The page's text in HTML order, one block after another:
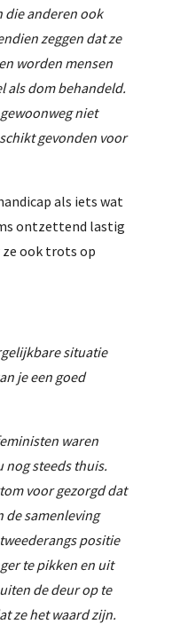
die anderen ook
zeggen dat ze
worden mensen
als dom behandeld.
niet
gevonden voor
als iets wat
ontzettend lastig
ze ook trots op
situatie
je een goed
waren
nog steeds thuis.
voor gezorgd dat
de samenleving
positie
te pikken en uit
de deur op te
ze het waard zijn.